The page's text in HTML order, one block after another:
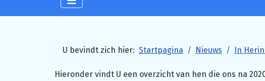
U bevindt zich hier: Startpagina Nieuws In
Hieronder vindt U een overzicht van hen die ons na